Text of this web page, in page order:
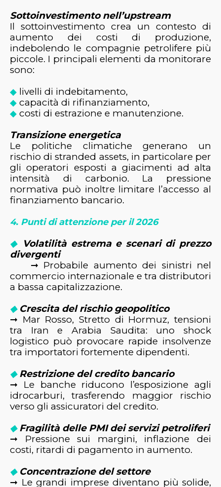
Sottoinvestimento nell’upstream
Il sottoinvestimento crea un contesto di
aumento dei costi di produzione,
indebolendo le compagnie petrolifere più
piccole. I principali elementi da monitorare
sono:
◆ livelli di indebitamento,
◆ capacità di rifinanziamento,
◆ costi di estrazione e manutenzione.
Transizione energetica
Le politiche climatiche generano un
rischio di stranded assets, in particolare per
gli operatori esposti a giacimenti ad alta
intensità di carbonio. La pressione
normativa può inoltre limitare l’accesso al
finanziamento bancario.
4. Punti di attenzione per il 2026
◆ Volatilità estrema e scenari di prezzo
divergenti
➞ Probabile aumento dei sinistri nel
commercio internazionale e tra distributori
a bassa capitalizzazione.
◆ Crescita del rischio geopolitico
➞ Mar Rosso,Stretto di Hormuz, tensioni
tra Iran e Arabia Saudita: uno shock
logistico può provocare rapide insolvenze
tra importatori fortemente dipendenti.
◆Restrizione del credito bancario
➞ Le banche riducono l’esposizione agli
idrocarburi, trasferendo maggior rischio
verso gli assicuratori del credito.
◆Fragilità delle PMI dei servizi petroliferi
➞ Pressione sui margini, inflazione dei
costi, ritardi di pagamento in aumento.
◆ Concentrazione del settore
➞ Le grandi imprese diventano più solide,